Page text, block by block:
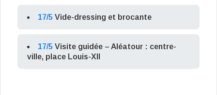
17/5 Vide-dressing et brocante
17/5 Visite guidée – Aléatour : centre-
ville, place Louis-XII